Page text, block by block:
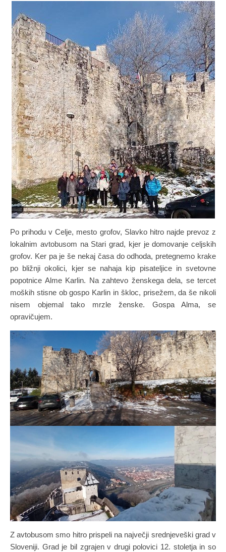
Po prihodu v Celje, mesto grofov, Slavko hitro najde prevoz z
lokalnim avtobusom na Stari grad, kjer je domovanje celjskih
grofov. Ker pa je še nekaj časa do odhoda, pretegnemo krake
po bližnji okolici, kjer se nahaja kip pisateljice in svetovne
popotnice Alme Karlin. Na zahtevo ženskega dela, se tercet
moških stisne ob gospo Karlin in škloc, prisežem, da še nikoli
nisem objemal tako mrzle ženske. Gospa Alma, se
opravičujem.
Z avtobusom smo hitro prispeli na največji srednjeveški grad v
Sloveniji. Grad je bil zgrajen v drugi polovici 12. stoletja in so